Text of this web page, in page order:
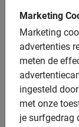
Marketing
Marketing
advertenties
meten de
ingesteld
met onze
je surfgedrag
vooraf
Tandems:
Elektrische
Helmen:
Groepsgrootte: